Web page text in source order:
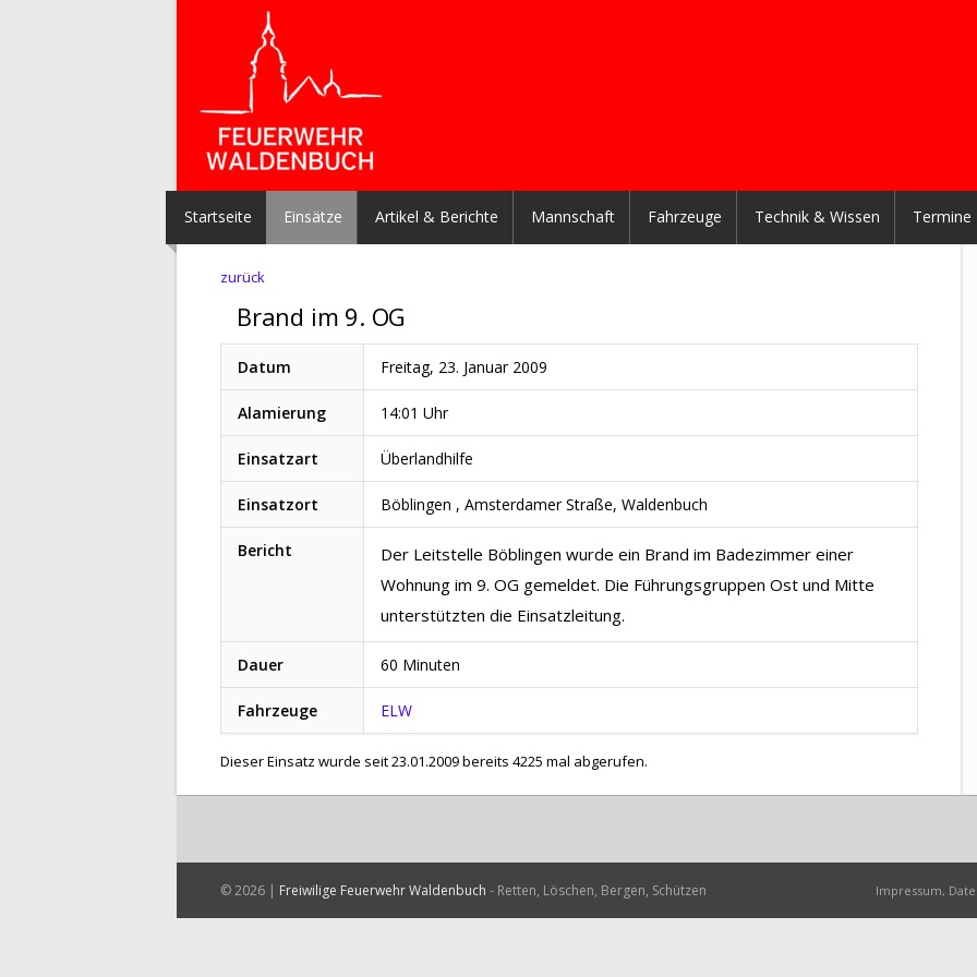
Startseite Einsätze Artikel & Berichte Mannschaft Fahrzeuge Technik & Wissen Termine
zurück
Brand im 9. OG
Datum Freitag, 23. Januar 2009
Alamierung 14:01 Uhr
Einsatzart Überlandhilfe
Einsatzort Böblingen , Amsterdamer Straße, Waldenbuch
Bericht
Der Leitstelle Böblingen wurde ein Brand im Badezimmer einer
Wohnung im 9. OG gemeldet. Die Führungsgruppen Ost und Mitte
unterstützten die Einsatzleitung.
Dauer 60 Minuten
Fahrzeuge ELW
Dieser Einsatz wurde seit 23.01.2009 bereits 4225 mal abgerufen.
© 2026 | Freiwilige Feuerwehr Waldenbuch - Retten, Löschen, Bergen, Schützen Impressum,